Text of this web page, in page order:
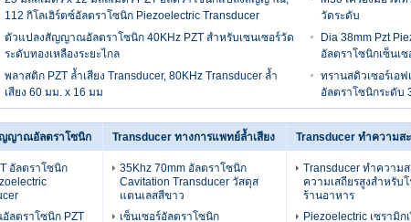
112 กิโลเฮิร์ตซ์อัลตราโซนิก Piezoelectric Transducer
วัดระดับ
ตัวแปลงสัญญาณอัลตราโซนิก 40KHz PZT สำหรับเซนเซอร์วัด
ระดับทองเหลืองระยะไกล
Dia 38mm Pzt
อัลตราโซนิกเซ็นเซ
พลาสติก PZT ล้ำเสียง Transducer, 80KHz Transducer ล้ำ
เสียง 60 มม. x 16 มม
ทรานสดิวเซอร์เอฟ
อัลตราโซนิกระดับ
ญญาณอัลตราโซนิก
อัลตราโซนิก
ตราโซนิก PZT
Transducer ทางการแพทย์ล้ำเสียง
35Khz 70mm อัลตราโซนิก
Cavitation Transducer วัสดุส
แตนเลสสีขาว
เซ็นเซอร์อัลตราโซนิก
Transducer ทำความสะ
Transducer ทำความส
ความเสถียรสูงสำหรับโ
ร้านอาหาร
Piezoelectric เซรามิก